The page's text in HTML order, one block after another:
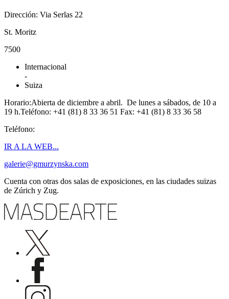
Dirección: Via Serlas 22
St. Moritz
7500
Internacional
-
Suiza
Horario:Abierta de diciembre a abril. De lunes a sábados, de 10 a
19 h.Teléfono: +41 (81) 8 33 36 51 Fax: +41 (81) 8 33 36 58
Teléfono:
IR A LA WEB...
galerie@gmurzynska.com
Cuenta con otras dos salas de exposiciones, en las ciudades suizas
de Zúrich y Zug.